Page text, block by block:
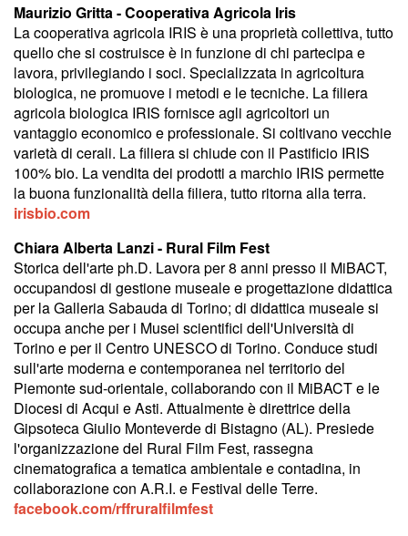
Maurizio Gritta - Cooperativa Agricola Iris
La cooperativa agricola IRIS è una proprietà collettiva, tutto
quello che si costruisce è in funzione di chi partecipa e
lavora, privilegiando i soci. Specializzata in agricoltura
biologica, ne promuove i metodi e le tecniche. La filiera
agricola biologica IRIS fornisce agli agricoltori un
vantaggio economico e professionale. Si coltivano vecchie
varietà di cerali. La filiera si chiude con il Pastificio IRIS
100% bio. La vendita dei prodotti a marchio IRIS permette
la buona funzionalità della filiera, tutto ritorna alla terra.
irisbio.com
Chiara Alberta Lanzi - Rural Film Fest
Storica dell'arte ph.D. Lavora per 8 anni presso il MiBACT,
occupandosi di gestione museale e progettazione didattica
per la Galleria Sabauda di Torino; di didattica museale si
occupa anche per i Musei scientifici dell'Università di
Torino e per il Centro UNESCO di Torino. Conduce studi
sull'arte moderna e contemporanea nel territorio del
Piemonte sud-orientale, collaborando con il MiBACT e le
Diocesi di Acqui e Asti. Attualmente è direttrice della
Gipsoteca Giulio Monteverde di Bistagno (AL). Presiede
l'organizzazione del Rural Film Fest, rassegna
cinematografica a tematica ambientale e contadina, in
collaborazione con A.R.I. e Festival delle Terre.
facebook.com/rffruralfilmfest